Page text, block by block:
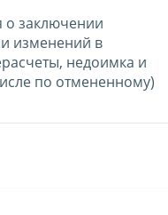
о заключении
изменений в
недоимка и
по отмененному)